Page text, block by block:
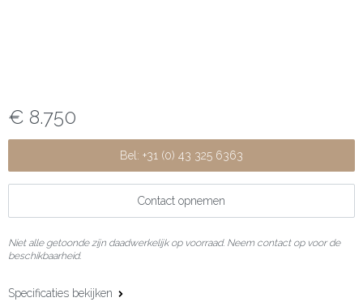
€ 8.750
Bel: +31 (0) 43 325 6363
Contact opnemen
Niet alle getoonde zijn daadwerkelijk op voorraad. Neem contact op voor de
beschikbaarheid.
Specificaties bekijken